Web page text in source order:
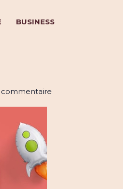
BUSINESS
écoles
commentaire